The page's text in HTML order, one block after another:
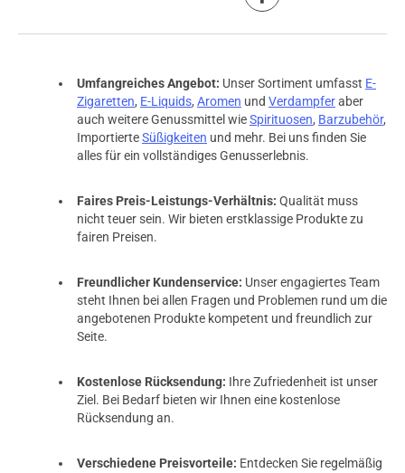
Umfangreiches Angebot: Unser Sortiment umfasst E-
Zigaretten, E-Liquids, Aromen und Verdampferaber
auch weitere Genussmittel wieSpirituosen, Barzubehör,
ImportierteSüßigkeiten und mehr. Bei uns finden Sie
alles für ein vollständiges Genusserlebnis.
Faires Preis-Leistungs-Verhältnis: Qualität muss
nicht teuer sein. Wir bieten erstklassige Produkte zu
fairen Preisen.
Freundlicher Kundenservice: Unser engagiertes Team
steht Ihnen bei allen Fragen und Problemen rund um die
angebotenen Produkte kompetent und freundlich zur
Seite.
Kostenlose Rücksendung: Ihre Zufriedenheit ist unser
Ziel. Bei Bedarf bieten wir Ihnen eine kostenlose
Rücksendung an.
Verschiedene Preisvorteile: Entdecken Sie regelmäßig